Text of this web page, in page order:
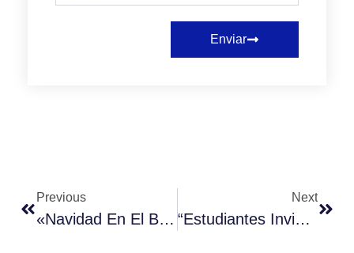
Enviar
Previous
«Navidad En El Barrio» Reúne A La Comunidad En Celebración Musical.
Next
“Estudiantes Invisibles” Y El Derecho A La Educación Superior.